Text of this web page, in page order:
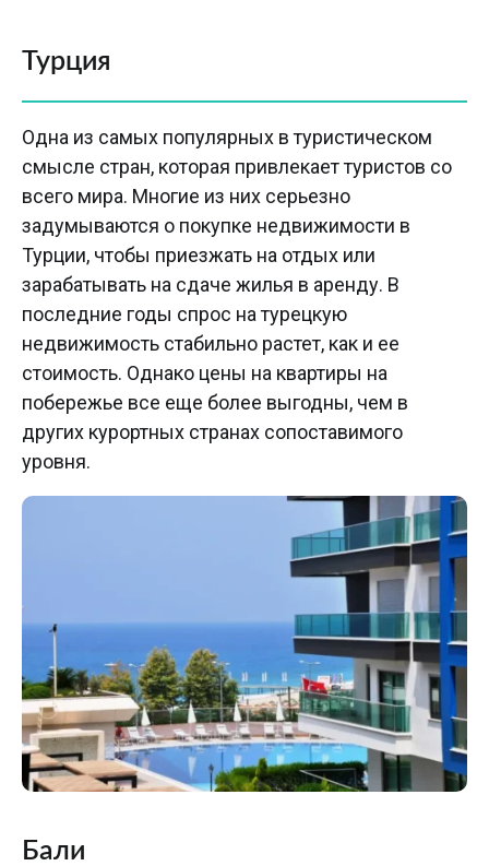
Турция
Одна из самых популярных в туристическом
смысле стран, которая привлекает туристов со
всего мира. Многие из них серьезно
задумываются о покупке недвижимости в
Турции, чтобы приезжать на отдых или
зарабатывать на сдаче жилья в аренду. В
последние годы спрос на турецкую
недвижимость стабильно растет, как и ее
стоимость. Однако цены на квартиры на
побережье все еще более выгодны, чем в
других курортных странах сопоставимого
уровня.
Бали